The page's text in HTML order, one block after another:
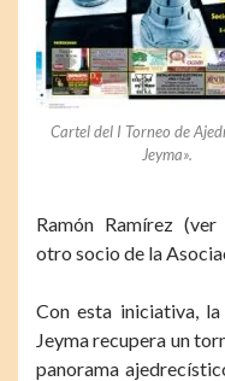
Cartel del I Torneo de
Jeyma».
Ramón Ramírez
otro socio de la
Con esta iniciativa,
Jeyma recupera un
panorama